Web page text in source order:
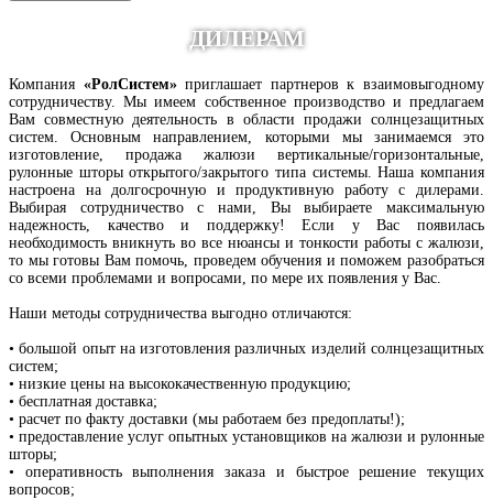
ДИЛЕРАМ
Компания «РолСистем»приглашает партнеров к взаимовыгодному
сотрудничеству. Мы имеем собственное производство и предлагаем
Вам совместную деятельность в области продажи солнцезащитных
систем. Основным направлением, которыми мы занимаемся это
изготовление, продажа жалюзи вертикальные/горизонтальные,
рулонные шторы открытого/закрытого типа системы. Наша компания
настроена на долгосрочную и продуктивную работу с дилерами.
Выбирая сотрудничество с нами, Вы выбираете максимальную
надежность, качество и поддержку! Если у Вас появилась
необходимость вникнуть во все нюансы и тонкости работы с жалюзи,
то мы готовы Вам помочь, проведем обучения и поможем разобраться
со всеми проблемами и вопросами, по мере их появления у Вас.
Наши методы сотрудничества выгодно отличаются:
• большой опыт на изготовления различных изделий солнцезащитных
систем;
• низкие цены на высококачественную продукцию;
• бесплатная доставка;
• расчет по факту доставки (мы работаем без предоплаты!);
• предоставление услуг опытных установщиков на жалюзи и рулонные
шторы;
• оперативность выполнения заказа и быстрое решение текущих
вопросов;